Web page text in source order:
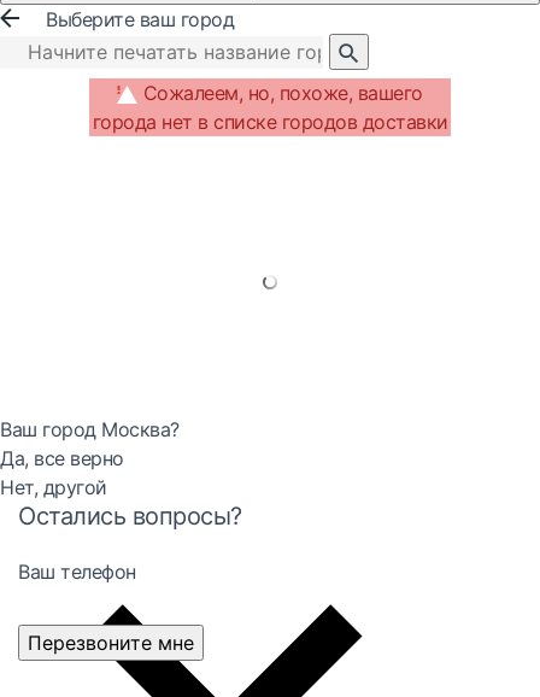
Выберите ваш город
Сожалеем, но, похоже, вашего
города нет в списке городов доставки
Ваш город Москва?
Да, все верно
Нет, другой
Остались вопросы?
Ваш телефон
Перезвоните мне